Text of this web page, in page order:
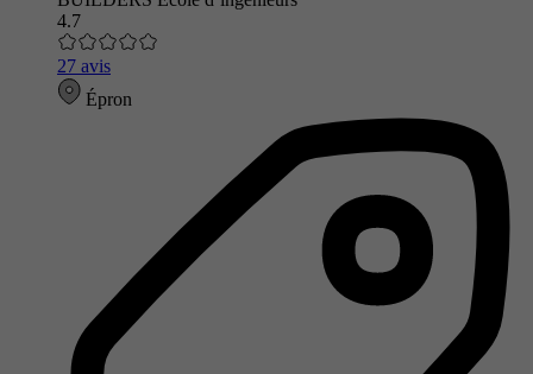
4.7
27 avis
Épron